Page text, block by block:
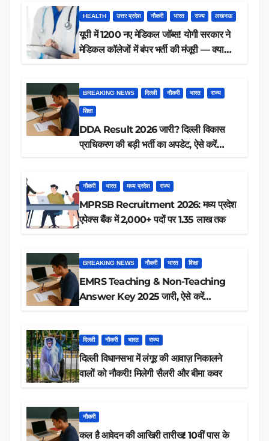
HEALTH उत्तर प्रदेश नौकरी भारत राज्य लखनऊ
यूपी में 1200 नए मेडिकल जॉब्स! योगी सरकार ने
मेडिकल कॉलेजों में बंपर भर्ती की मंजूरी — क्या
BREAKING NEWS दिल्ली नौकरी भारत राज्य
शिक्षा
DDA Result 2026 जारी? दिल्ली विकास
प्राधिकरण की बड़ी भर्ती का अपडेट, ऐसे करें
नौकरी भारत मध्य प्रदेश राज्य
MPRSB Recruitment 2026: मध्य प्रदेश
एपेक्स बैंक में 2,000+ पदों पर 1.35 लाख तक
BREAKING NEWS नौकरी भारत शिक्षा
EMRS Teaching & Non-Teaching
Answer Key 2025 जारी, ऐसे करें
दिल्ली नौकरी भारत राज्य
दिल्ली विधानसभा में लंगूर की आवाज़ निकालने
वालों को नौकरी! मिलेगी सैलरी और बीमा कवर
नौकरी
कल है आवेदन की आखिरी तारीख! 10वीं पास के